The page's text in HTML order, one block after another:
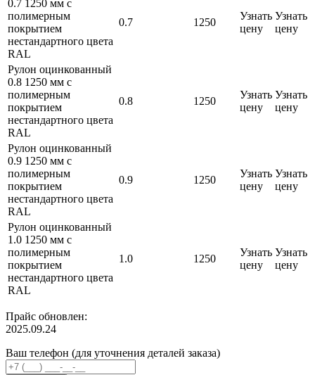
0.7 1250 мм с
полимерным
покрытием
нестандартного цвета
RAL
0.7 1250
Узнать
цену
Узнать
цену
Рулон оцинкованный
0.8 1250 мм с
полимерным
покрытием
нестандартного цвета
RAL
0.8 1250
Узнать
цену
Узнать
цену
Рулон оцинкованный
0.9 1250 мм с
полимерным
покрытием
нестандартного цвета
RAL
0.9 1250
Узнать
цену
Узнать
цену
Рулон оцинкованный
1.0 1250 мм с
полимерным
покрытием
нестандартного цвета
RAL
1.0 1250
Узнать
цену
Узнать
цену
Прайс обновлен:
2025.09.24
Ваш телефон (для уточнения деталей заказа)